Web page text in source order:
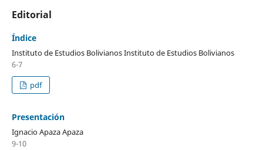
Editorial
Índice
Instituto de Estudios Bolivianos Instituto de Estudios Bolivianos
6-7
pdf
Presentación
Ignacio Apaza Apaza
9-10